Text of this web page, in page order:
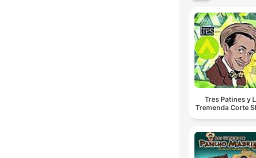
Tres Patines y
Tremenda Corte